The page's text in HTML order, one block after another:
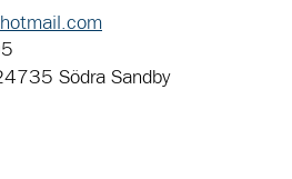
Södra Sandby